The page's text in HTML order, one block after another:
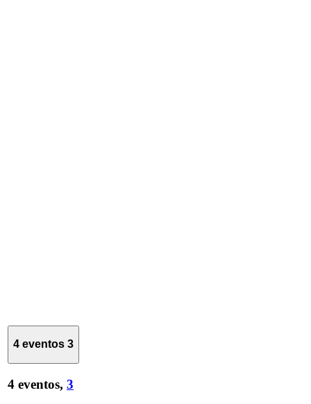
4 eventos 3
4 eventos, 3